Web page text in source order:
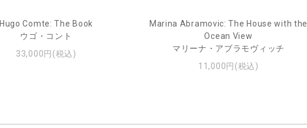
Hugo Comte: The Book
ウゴ・コント
33,000円(税込)
Marina Abramovic: The House with the
Ocean View
マリーナ・アブラモヴィッチ
11,000円(税込)